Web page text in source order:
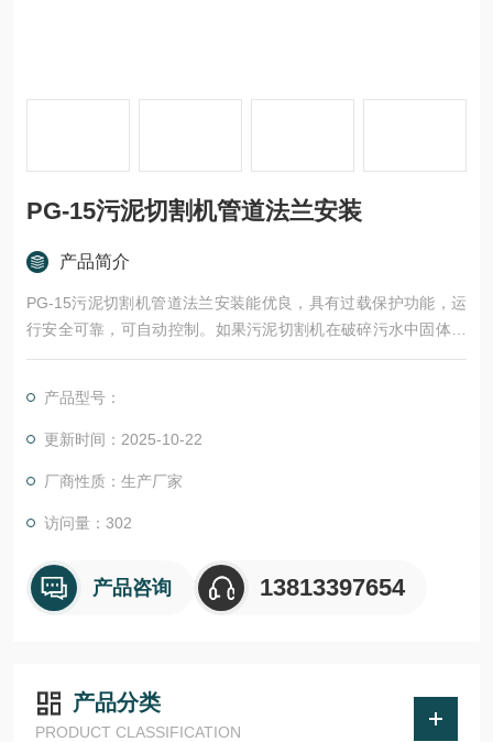
PG-15污泥切割机管道法兰安装
产品简介
PG-15污泥切割机管道法兰安装能优良，具有过载保护功能，运
行安全可靠，可自动控制。如果污泥切割机在破碎污水中固体物
时产生过载，就会产生过载电流，电控系统会自动动作，格栅会
复出现3次以上过载，格栅就会自动停机报警。
产品型号：
更新时间：2025-10-22
厂商性质：生产厂家
访问量：302
产品咨询 13813397654
产品分类
PRODUCT CLASSIFICATION